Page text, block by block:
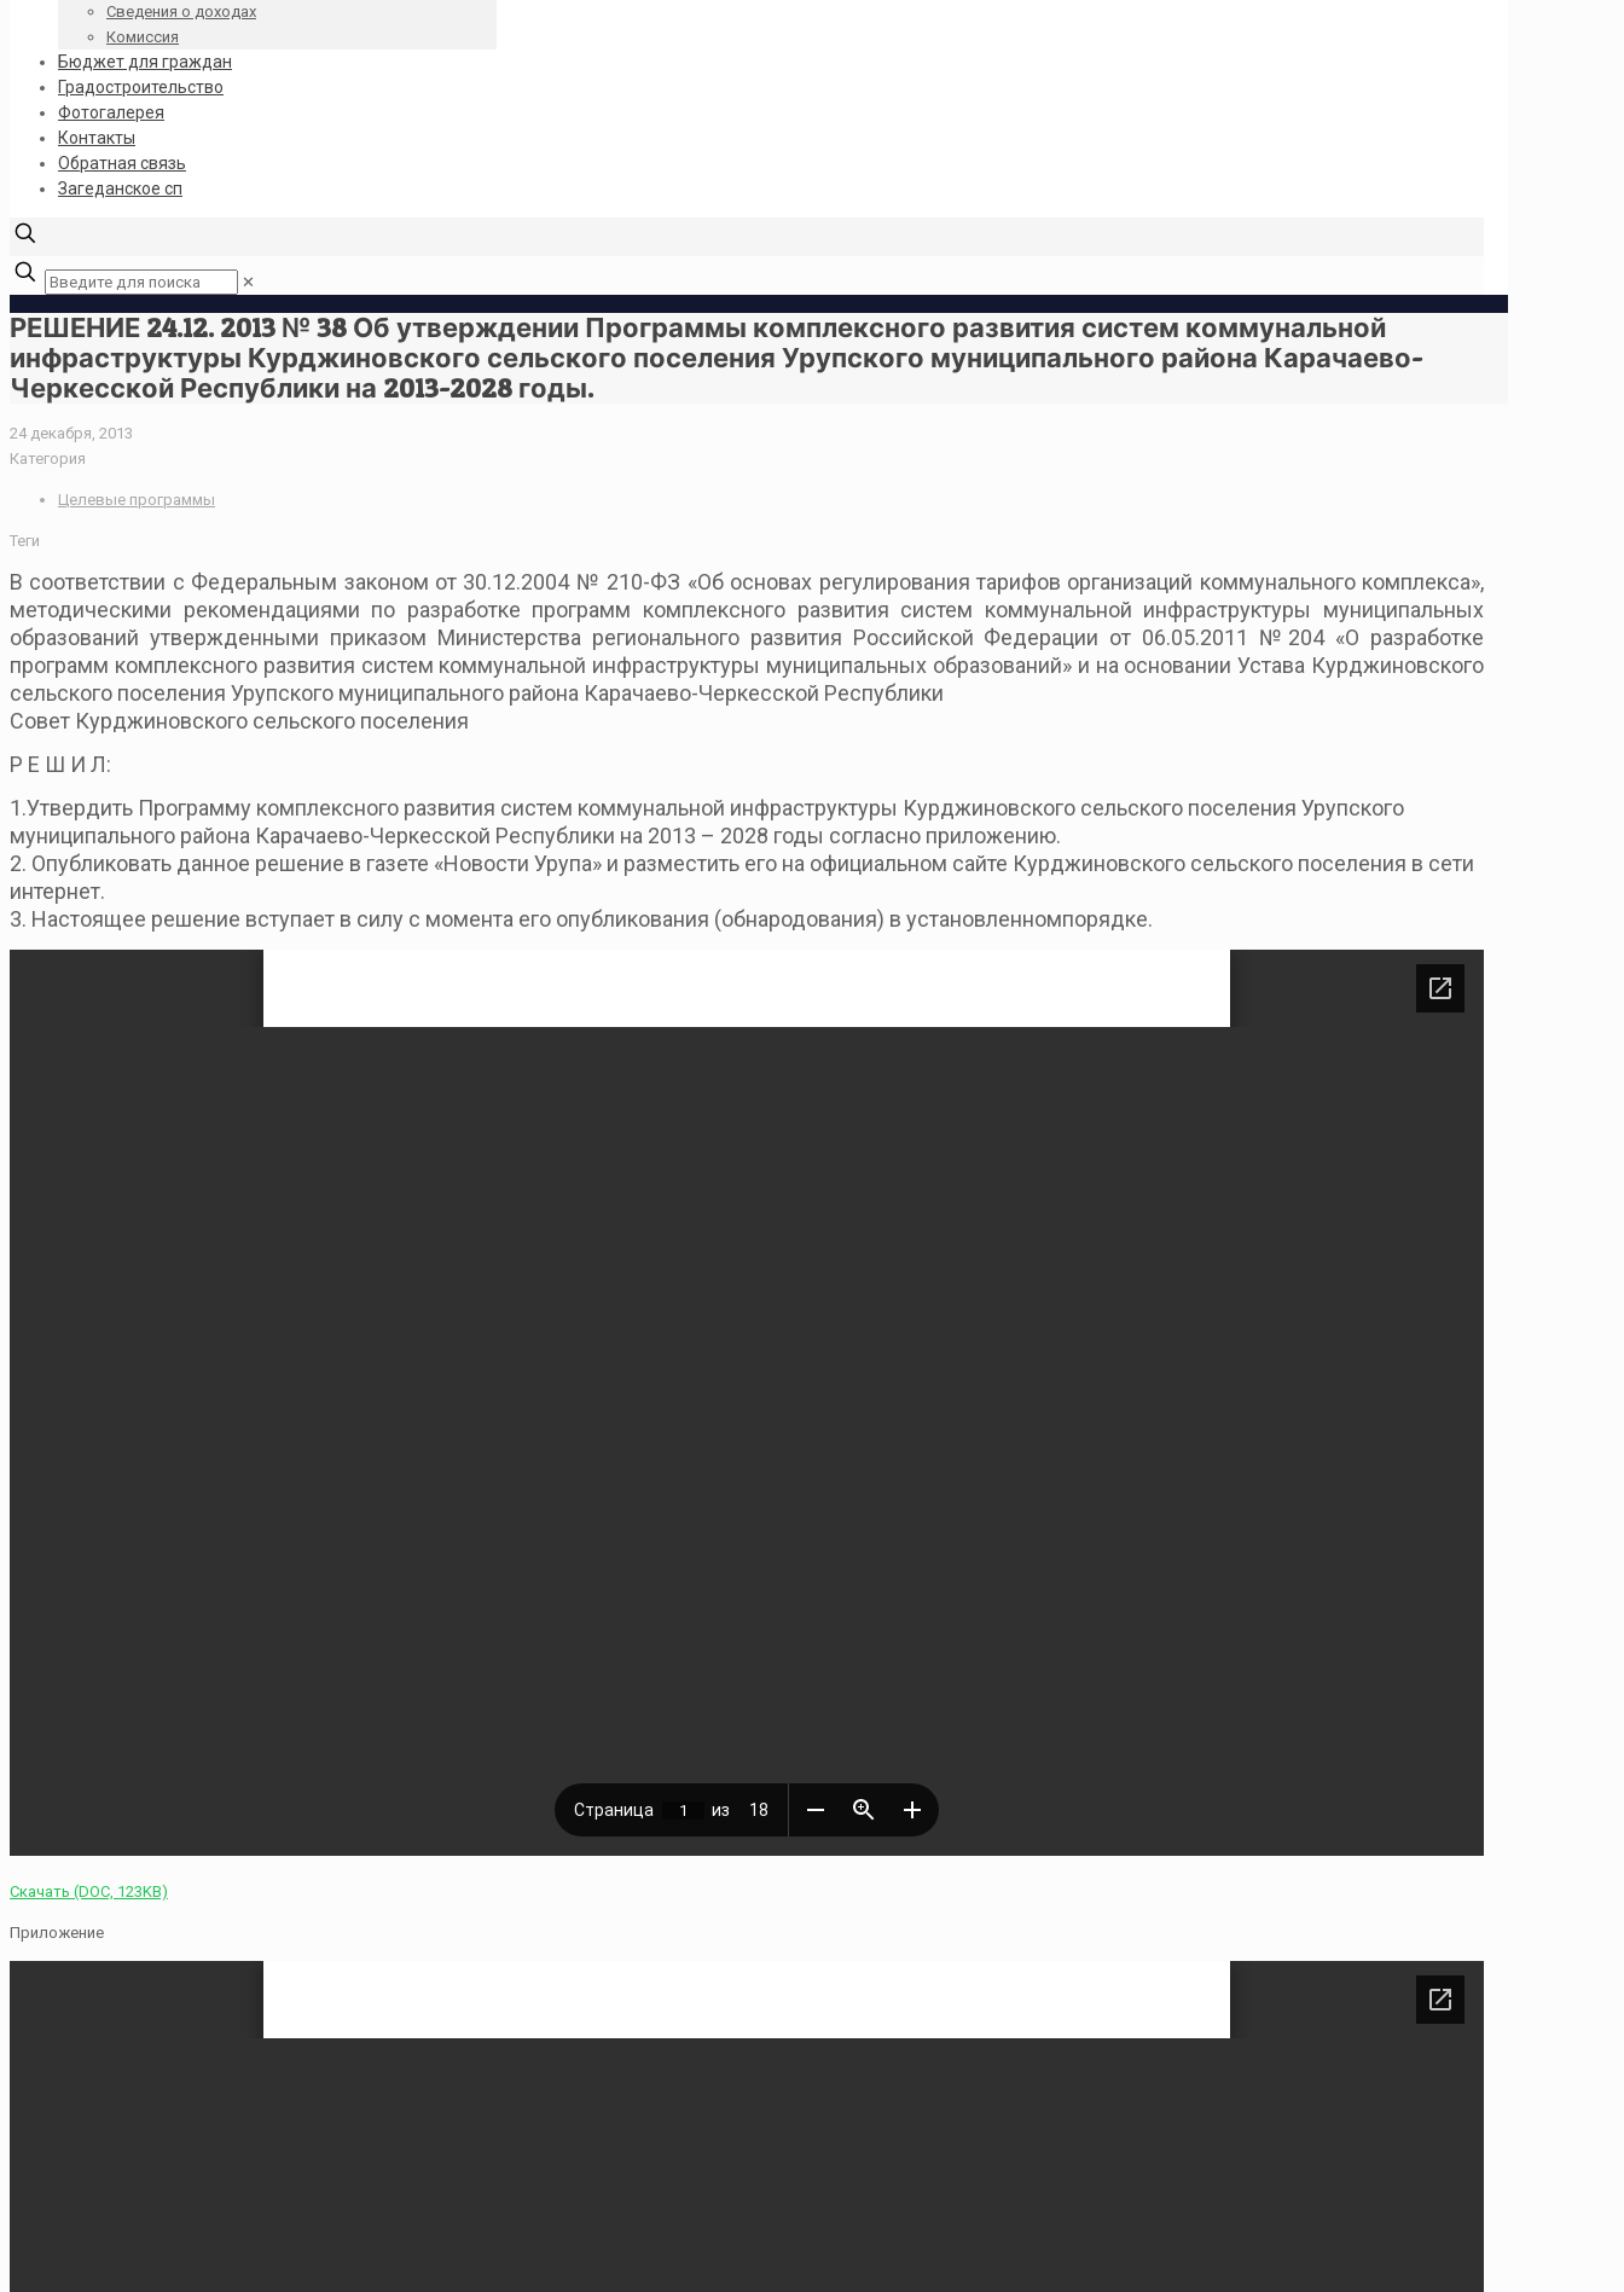
Сведения о доходах
Комиссия
Бюджет для граждан
Градостроительство
Фотогалерея
Контакты
Обратная связь
Загеданское сп
✕
РЕШЕНИЕ 24.12. 2013 № 38 Об утверждении Программы комплексного развития систем коммунальной
инфраструктуры Курджиновского сельского поселения Урупского муниципального района Карачаево-
Черкесской Республики на 2013-2028 годы.
24 декабря, 2013
Категория
Целевые программы
Теги
В соответствии с Федеральным законом от 30.12.2004 № 210-ФЗ «Об основах регулирования тарифов организаций коммунального комплекса»,
методическими рекомендациями по разработке программ комплексного развития систем коммунальной инфраструктуры муниципальных
образований утвержденными приказом Министерства регионального развития Российской Федерации от 06.05.2011 №204 «О разработке
программ комплексного развития систем коммунальной инфраструктуры муниципальных образований» и на основании Устава Курджиновского
сельского поселения Урупского муниципального района Карачаево-Черкесской Республики
Совет Курджиновского сельского поселения
Р Е Ш И Л:
1.Утвердить Программу комплексного развития систем коммунальной инфраструктуры Курджиновского сельского поселения Урупского
муниципального района Карачаево-Черкесской Республики на 2013 – 2028 годы согласно приложению.
2. Опубликовать данное решение в газете «Новости Урупа» и разместить его на официальном сайте Курджиновского сельского поселения в сети
интернет.
3. Настоящее решение вступает в силу с момента его опубликования (обнародования) в установленномпорядке.
Скачать (DOC, 123KB)
Приложение